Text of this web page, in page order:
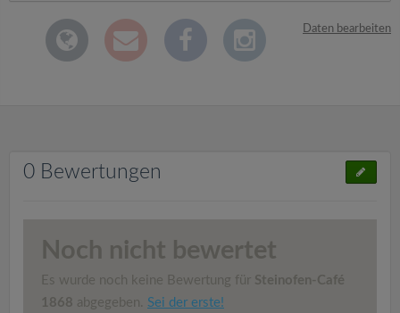
Daten bearbeiten
0 Bewertungen
Noch nicht bewertet
Es wurde noch keine Bewertung für Steinofen-Café
1868 abgegeben. Sei der erste!